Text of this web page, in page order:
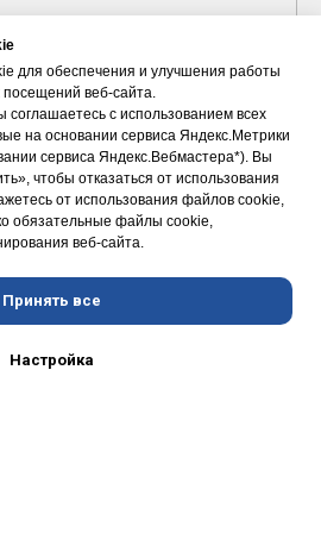
для обеспечения и улучшения работы
посещений веб-сайта.
с использованием всех
на основании сервиса Яндекс.Метрики
сервиса Яндекс.Вебмастера*). Вы
чтобы отказаться от использования
от использования файлов cookie,
обязательные файлы cookie,
веб-сайта.
Принять все
Настройка